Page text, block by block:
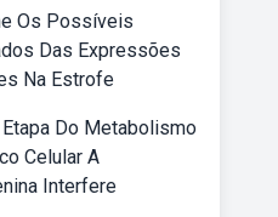
Os Possíveis
Das Expressões
Na Estrofe
Etapa Do Metabolismo
Celular A
Interfere